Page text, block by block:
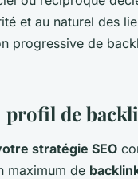
et au naturel des
progressive de
profil de
stratégie SEO
maximum de